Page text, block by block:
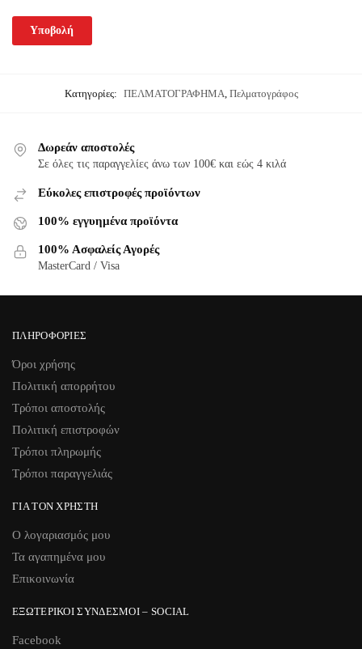
Κατηγορίες: ΠΕΛΜΑΤΟΓΡΑΦΗΜΑ, Πελματογράφος
Δωρεάν αποστολές
Σε όλες τις παραγγελίες άνω των 100€ και εώς 4 κιλά
Εύκολες επιστροφές προϊόντων
100% εγγυημένα προϊόντα
100% Ασφαλείς Αγορές
MasterCard / Visa
ΠΛΗΡΟΦΟΡΊΕΣ
Όροι χρήσης
Πολιτική απορρήτου
Τρόποι αποστολής
Πολιτική επιστροφών
Τρόποι πληρωμής
Τρόποι παραγγελιάς
ΓΙΑ ΤΟΝ ΧΡΉΣΤΗ
Ο λογαριασμός μου
Τα αγαπημένα μου
Επικοινωνία
ΕΞΩΤΕΡΙΚΟΊ ΣΎΝΔΕΣΜΟΙ – SOCIAL
Facebook